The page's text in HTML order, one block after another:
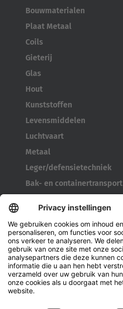
Bouwmaterialen
Plaat Metaal
Coils
Gieterij
Glas
Hout
Kunststoffen
Levensmiddelen
Luchtvaart
Metaal
Leger/defensietechniek
Bak- en containertransport
Kabelhaspeltransporter
Deuren en ramen
Bedrijf
Over Hubtex
Duurzaamheid